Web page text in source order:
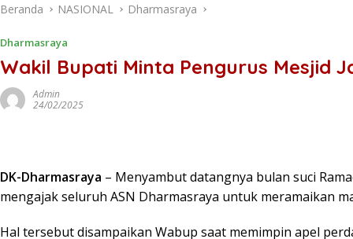
Beranda NASIONAL Dharmasraya
Dharmasraya
Wakil Bupati Minta Pengurus Mesjid
Admin
24/02/2025
DK-Dharmasraya – Menyambut datangnya bulan suci
mengajak seluruh ASN Dharmasraya untuk meramaikan
Hal tersebut disampaikan Wabup saat memimpin apel